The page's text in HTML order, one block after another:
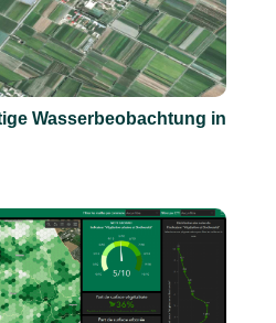
Wasserbeobachtung in